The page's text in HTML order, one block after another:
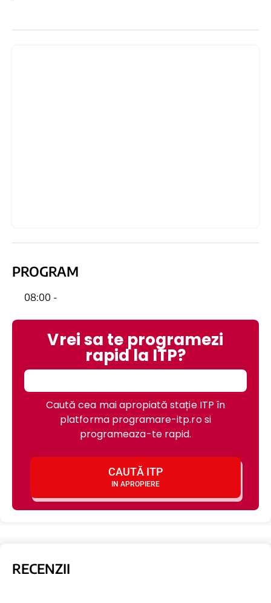
PROGRAM
08:00 -
Vrei sa te programezi
rapid la ITP?
Caută cea mai apropiată stație ITP în
platforma programare-itp.ro si
programeaza-te rapid.
CAUTĂ ITP
IN APROPIERE
RECENZII